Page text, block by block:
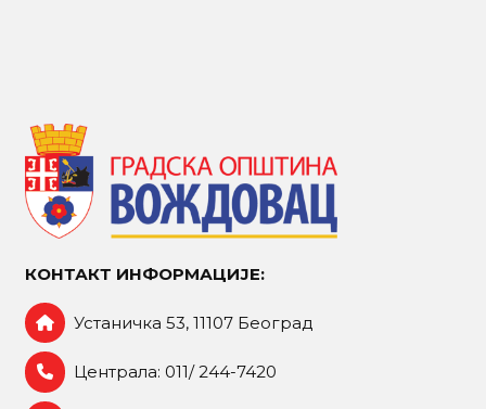
КОНТАКТ ИНФОРМАЦИЈЕ:
Устаничка 53, 11107 Београд
Централа: 011/ 244-7420